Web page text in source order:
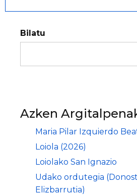
Bilatu
Azken
Maria Pilar Izquierdo
Loiola (2026)
Loiolako San Ignazio
Udako ordutegia
Elizbarrutia)